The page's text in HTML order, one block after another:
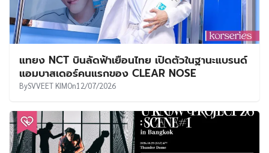
แทยง NCT บินลัดฟ้าเยือนไทย เปิดตัวในฐานะแบรนด์
แอมบาสเดอร์คนแรกของ CLEAR NOSE
BySVVEET KIMOn12/07/2026